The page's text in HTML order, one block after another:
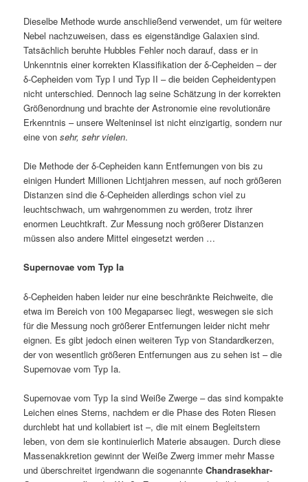
Dieselbe Methode wurde anschließend verwendet, um für weitere
Nebel nachzuweisen, dass es eigenständige Galaxien sind.
Tatsächlich beruhte Hubbles Fehler noch darauf, dass er in
Unkenntnis einer korrekten Klassifikation der δ-Cepheiden – der
δ-Cepheiden vom Typ I und Typ II – die beiden Cepheidentypen
nicht unterschied. Dennoch lag seine Schätzung in der korrekten
Größenordnung und brachte der Astronomie eine revolutionäre
Erkenntnis – unsere Welteninsel ist nicht einzigartig, sondern nur
eine vonsehr, sehr vielen.
Die Methode der δ-Cepheiden kann Entfernungen von bis zu
einigen Hundert Millionen Lichtjahren messen, auf noch größeren
Distanzen sind die δ-Cepheiden allerdings schon viel zu
leuchtschwach, um wahrgenommen zu werden, trotz ihrer
enormen Leuchtkraft. Zur Messung noch größerer Distanzen
müssen also andere Mittel eingesetzt werden …
Supernovae vom Typ Ia
δ-Cepheiden haben leider nur eine beschränkte Reichweite, die
etwa im Bereich von 100 Megaparsec liegt, weswegen sie sich
für die Messung noch größerer Entfernungen leider nicht mehr
eignen. Es gibt jedoch einen weiteren Typ von Standardkerzen,
der von wesentlich größeren Entfernungen aus zu sehen ist – die
Supernovae vom Typ Ia.
Supernovae vom Typ Ia sind Weiße Zwerge – das sind kompakte
Leichen eines Sterns, nachdem er die Phase des Roten Riesen
durchlebt hat und kollabiert ist –, die mit einem Begleitstern
leben, von dem sie kontinuierlich Materie absaugen. Durch diese
Massenakkretion gewinnt der Weiße Zwerg immer mehr Masse
und überschreitet irgendwann die sogenannteChandrasekhar-